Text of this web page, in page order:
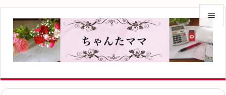


メニュ

